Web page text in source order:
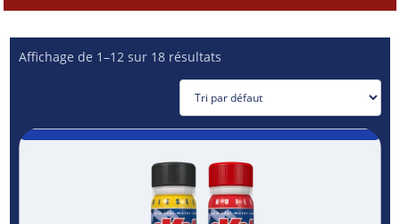
Affichage de 1–12 sur 18 résultats